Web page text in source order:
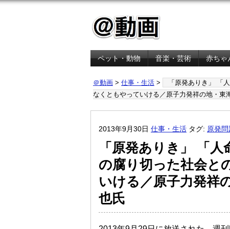
ペット・動物 音楽・芸術 赤ちゃ
＠動画 > 仕事・生活 >
「原発ありき」 「
なくともやっていける／原子力発祥の地・東
2013年9月30日 仕事・生活 タグ: 原発問
「原発ありき」 「
の腐り切った社会と
いける／原子力発祥
也氏